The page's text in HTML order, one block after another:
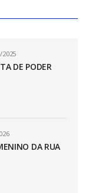
2025
DE PODER
DA RUA